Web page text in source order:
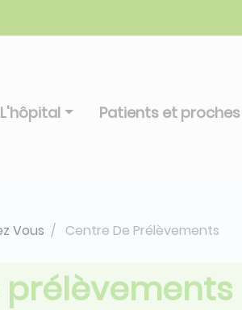
L'hôpital Patients et proches
Vous Centre De Prélèvements